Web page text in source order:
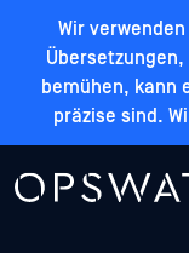
Wir
bemühen, kann
präzise sind.